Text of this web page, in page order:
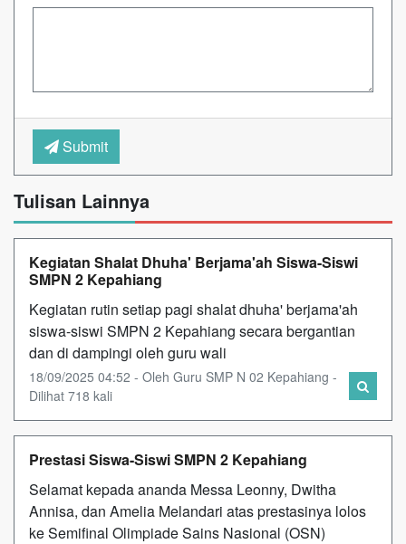
Submit
Tulisan Lainnya
Kegiatan Shalat Dhuha' Berjama'ah Siswa-Siswi
SMPN 2 Kepahiang
Kegiatan rutin setiap pagi shalat dhuha' berjama'ah
siswa-siswi SMPN 2 Kepahiang secara bergantian
dan di dampingi oleh guru wali
18/09/2025 04:52 - Oleh Guru SMP N 02 Kepahiang -
Dilihat 718 kali
Prestasi Siswa-Siswi SMPN 2 Kepahiang
Selamat kepada ananda Messa Leonny, Dwitha
Annisa, dan Amelia Melandari atas prestasinya lolos
ke Semifinal Olimpiade Sains Nasional (OSN)